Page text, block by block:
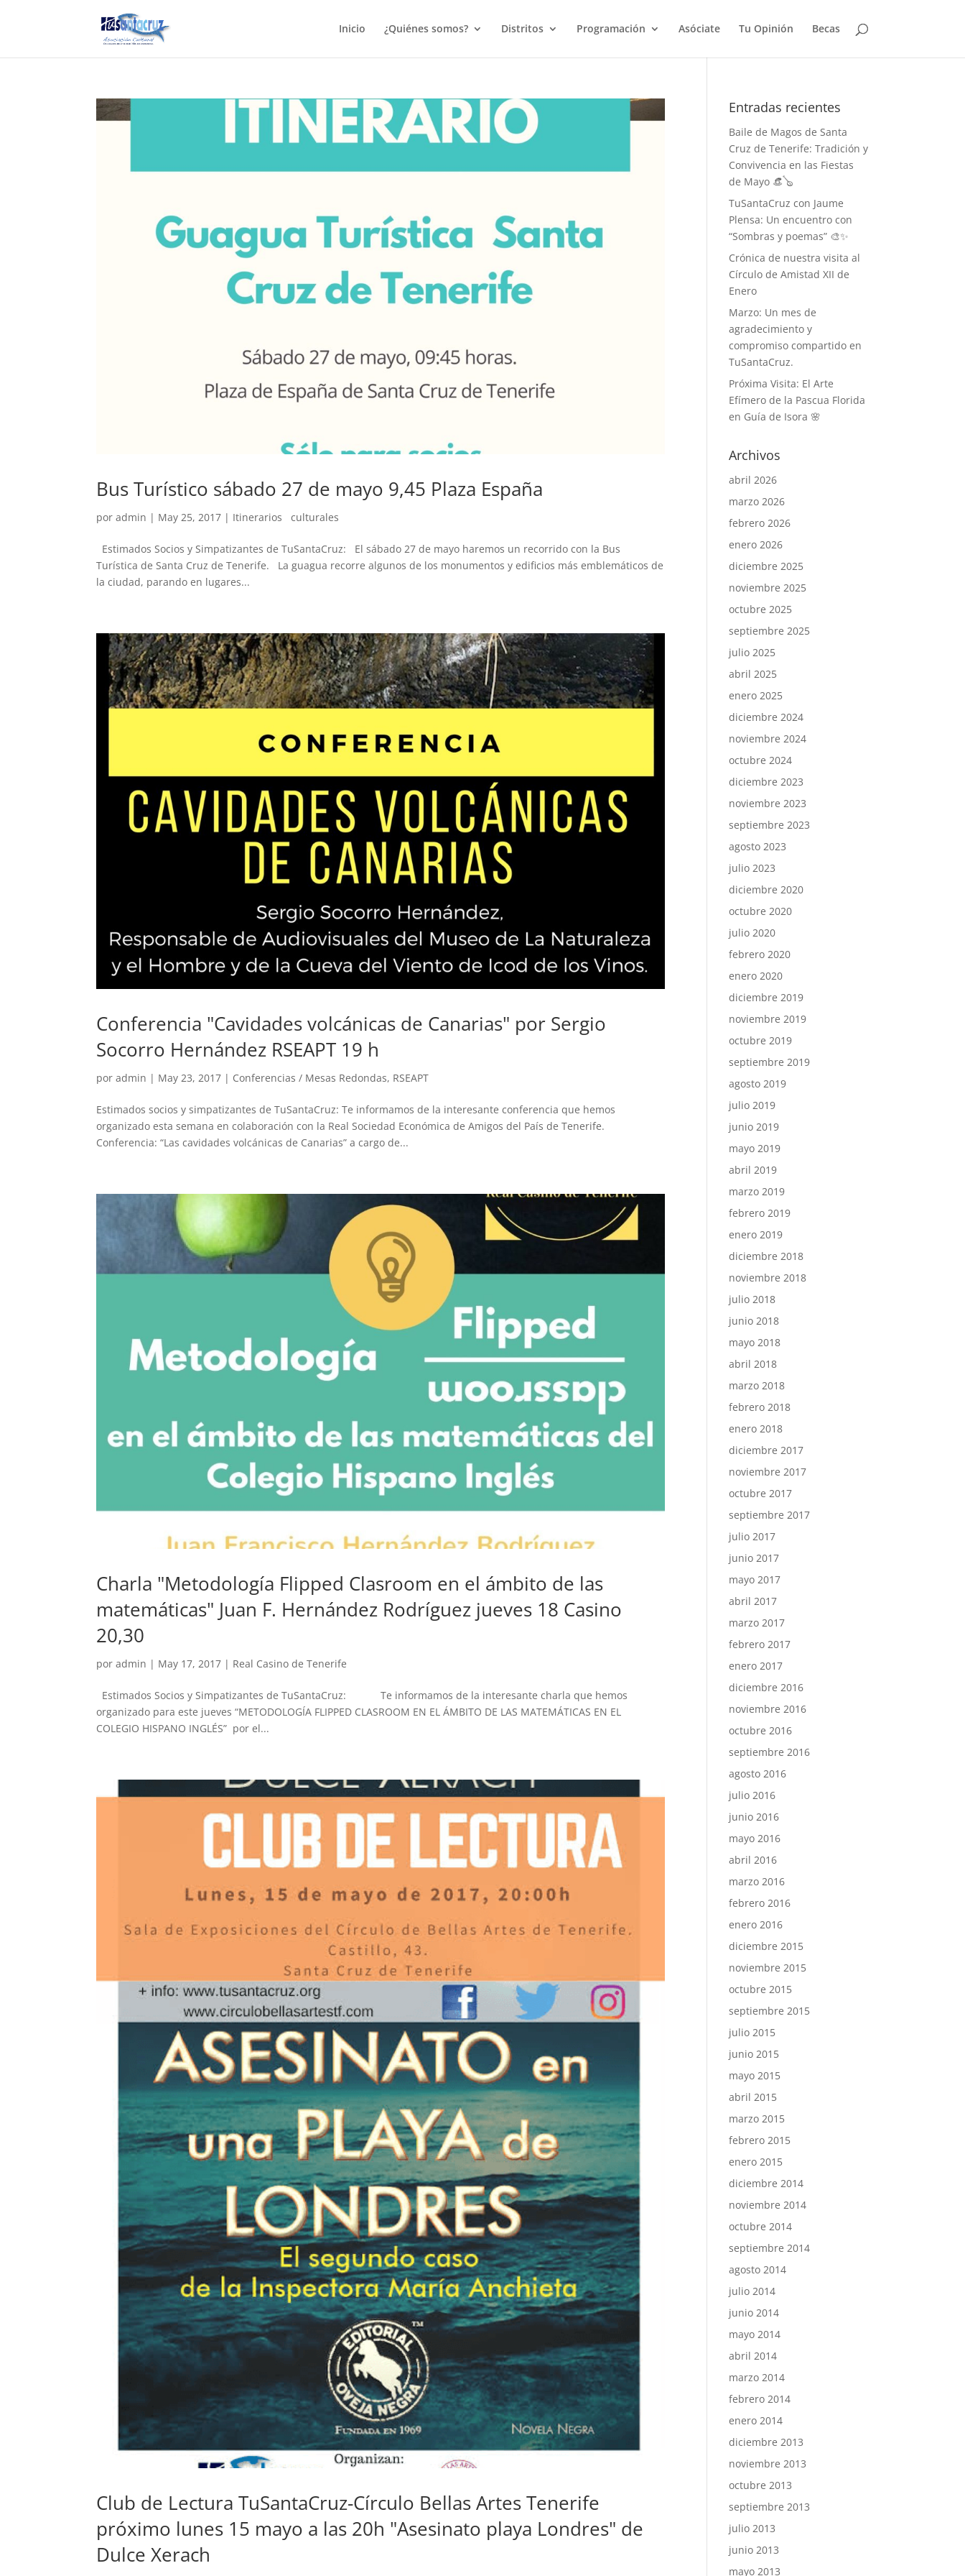
Inicio ¿Quiénes somos? Distritos Programación Asóciate Tu Opinión Becas
Bus Turístico sábado 27 de mayo 9,45 Plaza España
poradmin | May 25, 2017 | Itinerarios culturales
Estimados Socios y Simpatizantes de TuSantaCruz: El sábado 27 de mayo haremos un recorrido con la Bus
Turística de Santa Cruz de Tenerife. La guagua recorre algunos de los monumentos y edificios más emblemáticos de
la ciudad, parando en lugares...
Conferencia "Cavidades volcánicas de Canarias" por Sergio
Socorro Hernández RSEAPT 19 h
poradmin | May 23, 2017 | Conferencias / Mesas Redondas, RSEAPT
Estimados socios y simpatizantes de TuSantaCruz: Te informamos de la interesante conferencia que hemos
organizado esta semana en colaboración con la Real Sociedad Económica de Amigos del País de Tenerife.
Conferencia: “Las cavidades volcánicas de Canarias” a cargo de...
Charla "Metodología Flipped Clasroom en el ámbito de las
matemáticas" Juan F. Hernández Rodríguez jueves 18 Casino
20,30
poradmin | May 17, 2017 | Real Casino de Tenerife
Estimados Socios y Simpatizantes de TuSantaCruz: Te informamos de la interesante charla que hemos
organizado para este jueves “METODOLOGÍA FLIPPED CLASROOM EN EL ÁMBITO DE LAS MATEMÁTICAS EN EL
COLEGIO HISPANO INGLÉS” por el...
Club de Lectura TuSantaCruz-Círculo Bellas Artes Tenerife
próximo lunes 15 mayo a las 20h "Asesinato playa Londres" de
Dulce Xerach
Entradas recientes
Baile de Magos de Santa
Cruz de Tenerife: Tradición y
Convivencia en las Fiestas
de Mayo 👒🪕
TuSantaCruz con Jaume
Plensa: Un encuentro con
“Sombras y poemas” 🎨✨
Crónica de nuestra visita al
Círculo de Amistad XII de
Enero
Marzo: Un mes de
agradecimiento y
compromiso compartido en
TuSantaCruz.
Próxima Visita: El Arte
Efímero de la Pascua Florida
en Guía de Isora 🌸
Archivos
abril 2026
marzo 2026
febrero 2026
enero 2026
diciembre 2025
noviembre 2025
octubre 2025
septiembre 2025
julio 2025
abril 2025
enero 2025
diciembre 2024
noviembre 2024
octubre 2024
diciembre 2023
noviembre 2023
septiembre 2023
agosto 2023
julio 2023
diciembre 2020
octubre 2020
julio 2020
febrero 2020
enero 2020
diciembre 2019
noviembre 2019
octubre 2019
septiembre 2019
agosto 2019
julio 2019
junio 2019
mayo 2019
abril 2019
marzo 2019
febrero 2019
enero 2019
diciembre 2018
noviembre 2018
julio 2018
junio 2018
mayo 2018
abril 2018
marzo 2018
febrero 2018
enero 2018
diciembre 2017
noviembre 2017
octubre 2017
septiembre 2017
julio 2017
junio 2017
mayo 2017
abril 2017
marzo 2017
febrero 2017
enero 2017
diciembre 2016
noviembre 2016
octubre 2016
septiembre 2016
agosto 2016
julio 2016
junio 2016
mayo 2016
abril 2016
marzo 2016
febrero 2016
enero 2016
diciembre 2015
noviembre 2015
octubre 2015
septiembre 2015
julio 2015
junio 2015
mayo 2015
abril 2015
marzo 2015
febrero 2015
enero 2015
diciembre 2014
noviembre 2014
octubre 2014
septiembre 2014
agosto 2014
julio 2014
junio 2014
mayo 2014
abril 2014
marzo 2014
febrero 2014
enero 2014
diciembre 2013
noviembre 2013
octubre 2013
septiembre 2013
julio 2013
junio 2013
mayo 2013